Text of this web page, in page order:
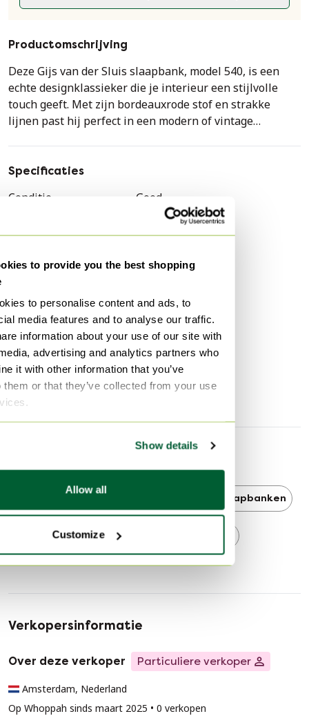
to provide you the best shopping
to personalise content and ads, to
media features and to analyse our traffic.
information about your use of our site with
advertising and analytics partners who
it with other information that you’ve
them or that they’ve collected from your use
Show details
Allow all
Customize
Productomschrijving
Deze Gijs van der Sluis slaapbank, model 540, is een
echte designklassieker die je interieur een stijlvolle
touch geeft. Met zijn bordeauxrode stof en strakke
lijnen past hij perfect in een modern of vintage
biedt het allemaal.
Specificaties
Conditie
Goed
Rood, Zwart
Aantal stuks
1
Merk
Gijs Van Der Sluis
Hoogte
72 cm
Breedte
191 cm
Diepte
75 cm
Gijs Van Der Sluis Slaapbanken
Slaapbanken
Verkopersinformatie
Over deze verkoper Particuliere verkoper
Amsterdam, Nederland
Op Whoppah sinds maart 2025 • 0 verkopen